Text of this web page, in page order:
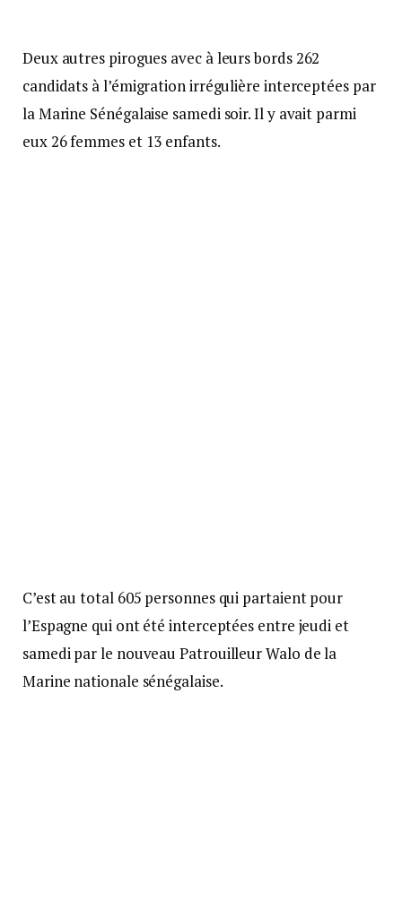
Deux autres pirogues avec à leurs bords 262
candidats à l’émigration irrégulière interceptées par
la Marine Sénégalaise samedi soir. Il y avait parmi
eux 26 femmes et 13 enfants.
C’est au total 605 personnes qui partaient pour
l’Espagne qui ont été interceptées entre jeudi et
samedi par le nouveau Patrouilleur Walo de la
Marine nationale sénégalaise.